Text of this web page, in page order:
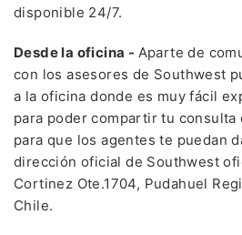
disponible 24/7.
Desde la oficina - Aparte de
con los asesores de Southwest
a la oficina donde es muy fácil
para poder compartir tu
para que los agentes te puedan
dirección oficial de Southwest
Cortinez Ote.1704, Pudahuel
Chile.